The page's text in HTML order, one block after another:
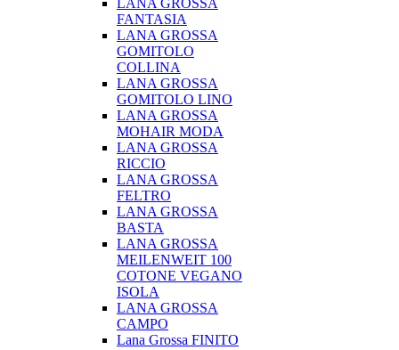
LANA GROSSA
FANTASIA
LANA GROSSA
GOMITOLO
COLLINA
LANA GROSSA
GOMITOLO LINO
LANA GROSSA
MOHAIR MODA
LANA GROSSA
RICCIO
LANA GROSSA
FELTRO
LANA GROSSA
BASTA
LANA GROSSA
MEILENWEIT 100
COTONE VEGANO
ISOLA
LANA GROSSA
CAMPO
Lana Grossa FINITO